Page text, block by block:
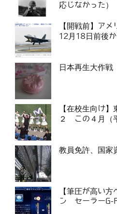
応じなかった）
【開戦前】ア
12月18日前後
日本再生大作
【在校生向け
２ この４月（
教員免許、国家
【筆圧が高い
ン セーラーG-